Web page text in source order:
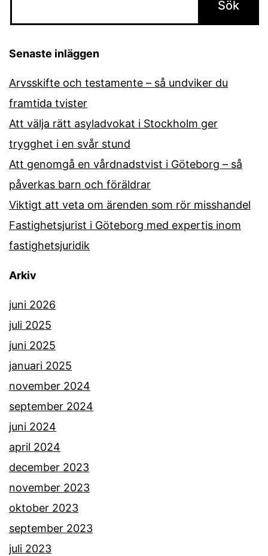
Senaste inläggen
Arvsskifte och testamente – så undviker du
framtida tvister
Att välja rätt asyladvokat i Stockholm ger
trygghet i en svår stund
Att genomgå en vårdnadstvist i Göteborg – så
påverkas barn och föräldrar
Viktigt att veta om ärenden som rör misshandel
Fastighetsjurist i Göteborg med expertis inom
fastighetsjuridik
Arkiv
juni 2026
juli 2025
juni 2025
januari 2025
november 2024
september 2024
juni 2024
april 2024
december 2023
november 2023
oktober 2023
september 2023
juli 2023